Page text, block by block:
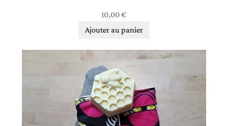
10,00€
Ajouter au panier